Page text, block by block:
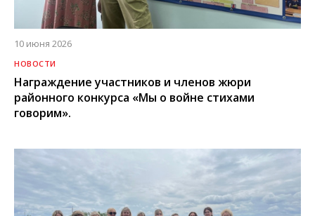
10 июня 2026
НОВОСТИ
Награждение участников и членов жюри
районного конкурса «Мы о войне стихами
говорим».